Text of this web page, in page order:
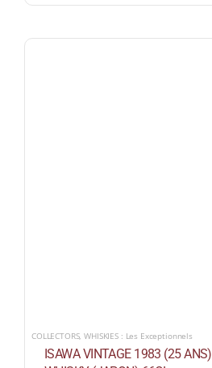
COLLECTORS,WHISKIES : Les Exceptionnels
ISAWA VINTAGE 1983 (25